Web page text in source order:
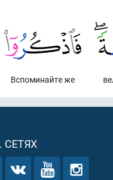
Вспоминайте же